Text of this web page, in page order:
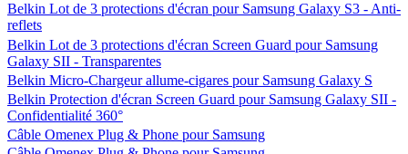
Belkin Lot de 3 protections d'écran pour Samsung Galaxy S3 - Anti-
reflets
Belkin Lot de 3 protections d'écran Screen Guard pour Samsung
Galaxy SII - Transparentes
Belkin Micro-Chargeur allume-cigares pour Samsung Galaxy S
Belkin Protection d'écran Screen Guard pour Samsung Galaxy SII -
Confidentialité 360°
Câble Omenex Plug & Phone pour Samsung